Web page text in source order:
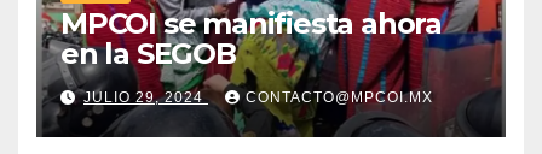
MPCOI se manifiesta ahora
en la SEGOB
JULIO 29, 2024 CONTACTO@MPCOI.MX